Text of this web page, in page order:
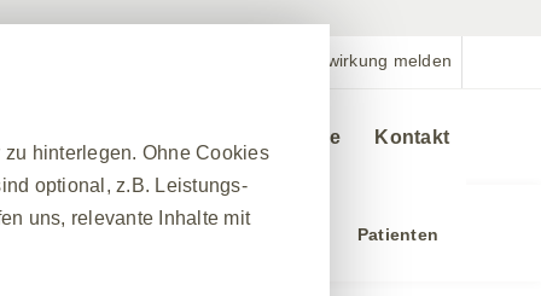
Nebenwirkung melden
Bestellservice Kontakt
Patienten
hinterlegen. Ohne Cookies
optional, z.B. Leistungs-
uns, relevante Inhalte mit